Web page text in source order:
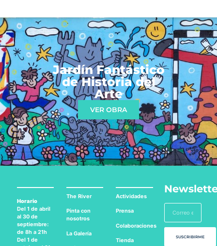
Jardín Fantástico
de Historia del
Arte
VER OBRA
Horario
Del 1 de abril
al 30 de
septiembre:
de 8h a 21h
Del 1 de
The River
Pinta con
nosotros
La Galería
Actividades
Prensa
Colaboraciones
Tienda SUSCRIBIRME